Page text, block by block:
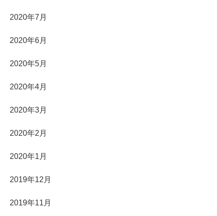
2020年7月
2020年6月
2020年5月
2020年4月
2020年3月
2020年2月
2020年1月
2019年12月
2019年11月